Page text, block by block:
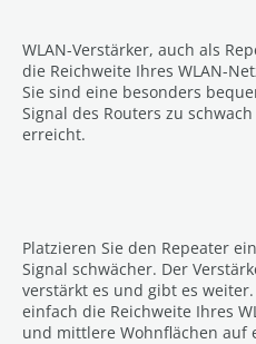
WLAN-Verstärker, auch als
die Reichweite Ihres WLAN-
Sie sind eine besonders
Signal des Routers zu
erreicht.
Platzieren Sie den Repeater
Signal schwächer. Der
verstärkt es und gibt es
einfach die Reichweite Ihres
und mittlere Wohnflächen auf